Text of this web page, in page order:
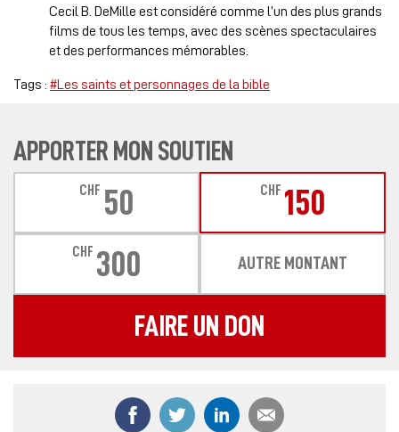
Cecil B. DeMille est considéré comme l’un des plus grands
films de tous les temps, avec des scènes spectaculaires
et des performances mémorables.
Tags : #Les saints et personnages de la bible
APPORTER MON SOUTIEN
CHF 50 CHF 150
CHF 300 AUTRE MONTANT
FAIRE UN DON
Partager ce contenu sur Facebook
Partager ce contenu sur Twitter
Partager ce contenu